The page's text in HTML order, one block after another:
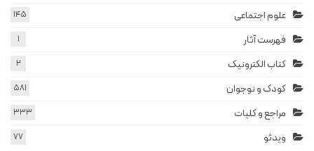
علوم اجتماعی 145
فهرست آثار 1
کتاب الکترونیک 2
کودک و نوجوان 581
مراجع و کلیات 333
ویدئو 77